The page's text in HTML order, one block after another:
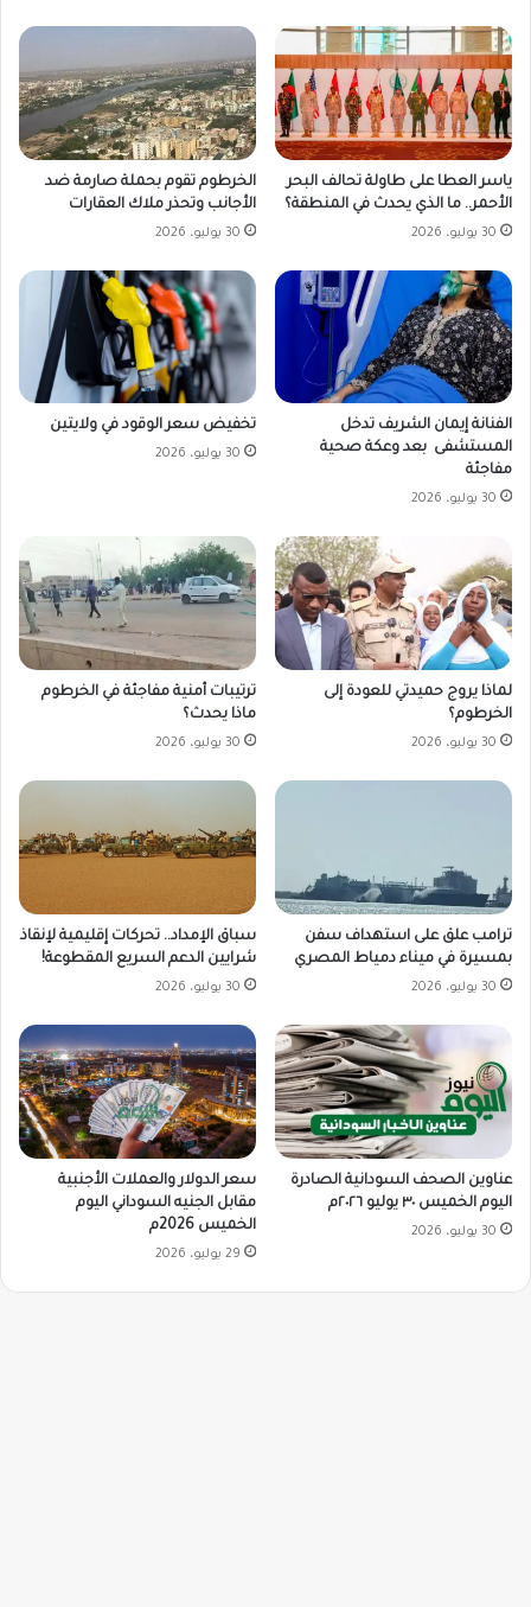
ياسر العطا على طاولة تحالف البحر
الأحمر.. ما الذي يحدث في المنطقة؟
30 يوليو، 2026
الخرطوم تقوم بحملة صارمة ضد
الأجانب وتحذر ملاك العقارات
30 يوليو، 2026
الفنانة إيمان الشريف تدخل
المستشفى بعد وعكة صحية
مفاجئة
30 يوليو، 2026
تخفيض سعر الوقود في ولايتين
30 يوليو، 2026
لماذا يروج حميدتي للعودة إلى
الخرطوم؟
30 يوليو، 2026
ترتيبات أمنية مفاجئة في الخرطوم
ماذا يحدث؟
30 يوليو، 2026
ترامب علق على استهداف سفن
بمسيرة في ميناء دمياط المصري
30 يوليو، 2026
سباق الإمداد.. تحركات إقليمية لإنقاذ
شرايين الدعم السريع المقطوعة!
30 يوليو، 2026
عناوين الصحف السودانية الصادرة
اليوم الخميس ٣٠ يوليو ٢٠٢٦م
30 يوليو، 2026
سعر الدولار والعملات الأجنبية
مقابل الجنيه السوداني اليوم
الخميس 2026م
29 يوليو، 2026